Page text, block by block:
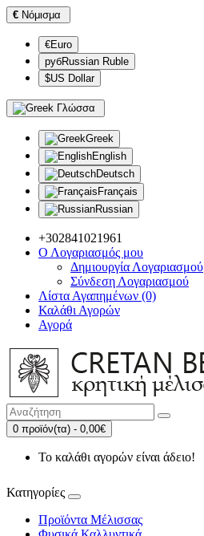
€ Νόμισμα
€Euro
рубRussian Ruble
$US Dollar
Γλώσσα
Greek
English
Deutsch
Français
Russian
+302841021961
Ο Λογαριασμός μου
Δημιουργία Λογαριασμού
Σύνδεση Λογαριασμού
Λίστα Αγαπημένων (0)
Καλάθι Αγορών
Αγορά
0 προϊόν(τα) - 0,00€
Το καλάθι αγορών είναι άδειο!
Κατηγορίες
Προϊόντα Μέλισσας